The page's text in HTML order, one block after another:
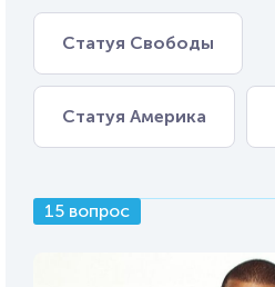
Статуя Свободы
Статуя Америка
15 вопрос